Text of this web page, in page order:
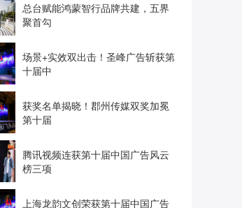
总台赋能鸿蒙智行品牌共建，五界
聚首勾
场景+实效双出击！圣峰广告斩获第
十届中
获奖名单揭晓！郡州传媒双奖加冕
第十届
腾讯视频连获第十届中国广告风云
榜三项
上海龙韵文创荣获第十届中国广告